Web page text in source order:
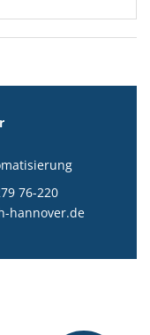
76-220
hannover.de